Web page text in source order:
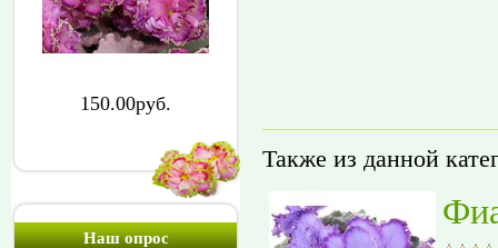
150.00руб.
Наш опрос
Также из данной